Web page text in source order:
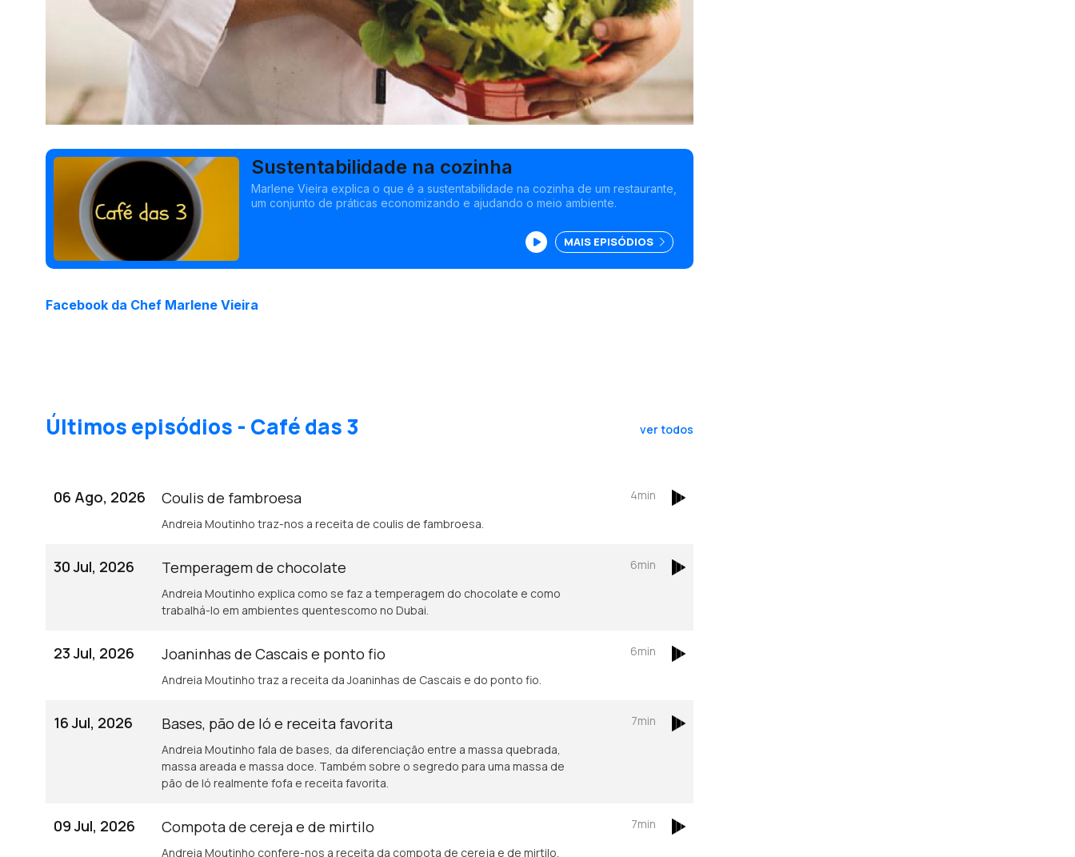
Sustentabilidade na cozinha
Marlene Vieira explica o que é a sustentabilidade na cozinha de um restaurante,
um conjunto de práticas economizando e ajudando o meio ambiente.
MAIS EPISÓDIOS
Facebook da Chef Marlene Vieira
Últimos episódios - Café das 3 ver todos
06 Ago, 2026 Coulis de fambroesa
Andreia Moutinho traz-nos a receita de coulis de fambroesa.
4min
30 Jul, 2026 Temperagem de chocolate
Andreia Moutinho explica como se faz a temperagem do chocolate e como
trabalhá-lo em ambientes quentescomo no Dubai.
6min
23 Jul, 2026 Joaninhas de Cascais e ponto fio
Andreia Moutinho traz a receita da Joaninhas de Cascais e do ponto fio.
6min
16 Jul, 2026 Bases, pão de ló e receita favorita
Andreia Moutinho fala de bases, da diferenciação entre a massa quebrada,
massa areada e massa doce. Também sobre o segredo para uma massa de
pão de ló realmente fofa e receita favorita.
7min
09 Jul, 2026 Compota de cereja e de mirtilo
Andreia Moutinho confere-nos a receita da compota de cereja e de mirtilo.
7min